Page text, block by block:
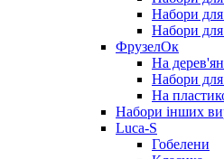
Набори
Набори
ФрузелОк
На
Набори
На
Набори інших
Luca-S
Гобелени